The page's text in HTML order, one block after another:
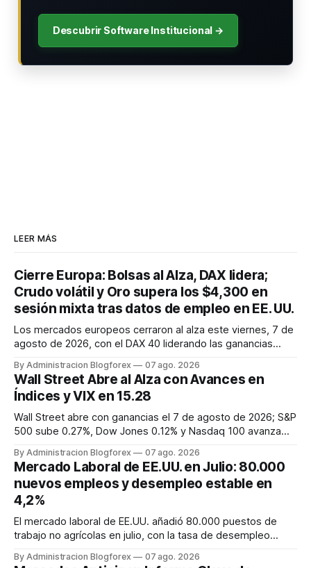
Descubrir Software Institucional →
LEER MÁS
Cierre Europa: Bolsas al Alza, DAX lidera;
Crudo volátil y Oro supera los $4,300 en
sesión mixta tras datos de empleo en EE. UU.
Los mercados europeos cerraron al alza este viernes, 7 de
agosto de 2026, con el DAX 40 liderando las ganancias
tendencia positiva fue impulsada por un inesperado informe
de empleo en EE. UU., que mostró un recorte de 23.000
puestos de trabajo...
By Administracion Blogforex 07 ago. 2026
Wall Street Abre al Alza con Avances en
Índices y VIX en 15.28
Wall Street abre con ganancias el 7 de agosto de 2026; S&P
500 sube 0.27%, Dow Jones 0.12% y Nasdaq 100 avanza
By Administracion Blogforex 07 ago. 2026
Mercado Laboral de EE.UU. en Julio: 80.000
nuevos empleos y desempleo estable en
4,2%
El mercado laboral de EE.UU. añadió 80.000 puestos de
trabajo no agrícolas en julio, con la tasa de desempleo
3,5%.
By Administracion Blogforex 07 ago. 2026